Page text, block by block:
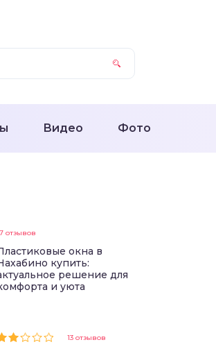
Видео Фото
отзывов
окна в
купить:
решение для
и уюта
13 отзывов